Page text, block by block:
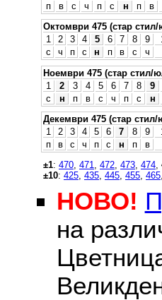
п
в с ч п с н п в
Октомври 475 (стар
1
2 3 4 5 6 7 8 9
с
ч п с н п в с ч
Ноември 475 (стар стил/
1
2 3 4 5 6 7 8 9
с
н п в с ч п с н
Декември 475 (стар
1
2 3 4 5 6 7 8 9
п
в с ч п с н п в
±1: 470 471 472 473 474
±10: 425 435 445 455 465
НОВО!
на